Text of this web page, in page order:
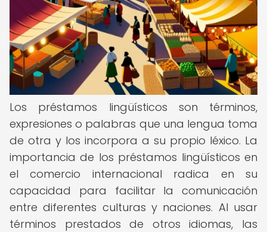
Los préstamos lingüísticos son términos,
expresiones o palabras que una lengua toma
de otra y los incorpora a su propio léxico. La
importancia de los préstamos lingüísticos en
el comercio internacional radica en su
capacidad para facilitar la comunicación
entre diferentes culturas y naciones. Al usar
términos prestados de otros idiomas, las